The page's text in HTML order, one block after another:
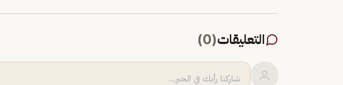
التعليقات(
0
)